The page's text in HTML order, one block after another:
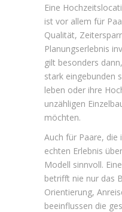
Eine
ist vor allem für
Qualität,
Planungserlebnis
gilt besonders
stark eingebunden
leben oder ihre
unzähligen
möchten.
Auch für Paare, die
echten Erlebnis
Modell sinnvoll.
betrifft nie nur das
Orientierung,
beeinflussen die